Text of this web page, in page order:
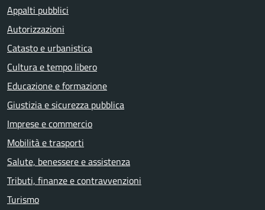
Appalti pubblici
Autorizzazioni
Catasto e urbanistica
Cultura e tempo libero
Educazione e formazione
Giustizia e sicurezza pubblica
Imprese e commercio
Mobilità e trasporti
Salute, benessere e assistenza
Tributi, finanze e contravvenzioni
Turismo